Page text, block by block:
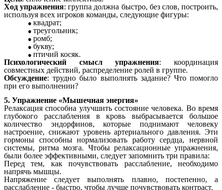
Ход упражнения: группа должна быстро, без слов, построить,
используя всех игроков команды, следующие фигуры:
квадрат;
треугольник;
ромб;
букву;
птичий косяк.
Психологический смысл упражнения: координация
совместных действий, распределение ролей в группе.
Обсуждение: трудно было выполнять задание? Что помогло
при его выполнении?
5. Упражнение «Мышечная энергия»
Релаксация способна улучшить состояние человека. Во время
глубокого расслабления в кровь выбрасывается большое
количество эндорфинов, которые поднимают человеку
настроение, снижают уровень артериального давления. Эти
гормоны способны нормализовать работу сердца, нервной
системы, ритма мозга. Чтобы релаксационные упражнения,
были более эффективными, следует запомнить три правила:
Перед тем, как почувствовать расслабление, необходимо
напрячь мышцы.
Напряжение следует выполнять плавно, постепенно, а
расслабление - быстро, чтобы лучше почувствовать контраст.